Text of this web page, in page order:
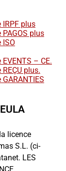
plus
plus
– CE.
plus.
licence
S.L. (ci-
LES